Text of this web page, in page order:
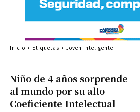
Niño de 4 años sorprende
al mundo por su alto
Coeficiente Intelectual
Inicio Etiquetas Joven inteligente